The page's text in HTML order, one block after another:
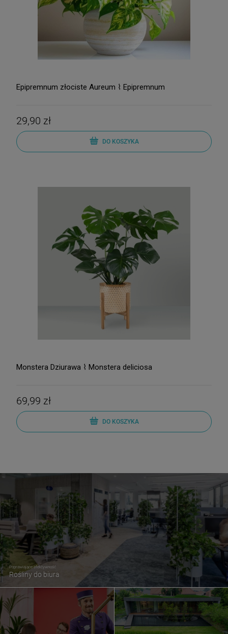
Epipremnum złociste Aureum ⌇ Epipremnum
29,90 zł
DO KOSZYKA
Monstera Dziurawa ⌇ Monstera deliciosa
69,99 zł
DO KOSZYKA
Poprawiające efektywność
Rośliny do biura